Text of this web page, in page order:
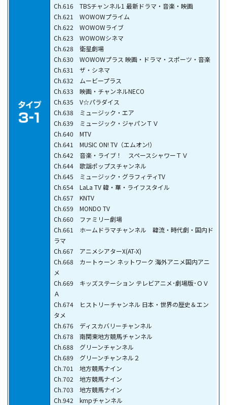
Ch.616 TBSチャンネル1 最新ドラマ・音楽・映画
Ch.621 WOWOWプライム
Ch.622 WOWOWライブ
Ch.623 WOWOWシネマ
Ch.628 衛星劇場
Ch.630 WOWOWプラス 映画・ドラマ・スポーツ・音楽
Ch.631 ザ・シネマ
Ch.632 ムービープラス
Ch.633 映画・チャンネルNECO
Ch.635 V☆パラダイス
Ch.638 ミュージック・エア
Ch.639 ミュージック・ジャパンＴＶ
Ch.640 MTV
Ch.641 MUSIC ON! TV（エムオン!）
Ch.642 音楽・ライブ！ スペースシャワーＴＶ
Ch.644 歌謡ポップスチャンネル
Ch.645 ミュージック・グラフィティTV
Ch.654 LaLa TV 韓・華・ライフスタイル
Ch.657 KNTV
Ch.659 MONDO TV
Ch.660 ファミリー劇場
Ch.661 ホームドラマチャンネル 韓流・時代劇・国内ド
ラマ
Ch.667 アニメシアターX(AT-X)
Ch.668 カートゥーン ネットワーク 海外アニメ国内アニ
メ
Ch.669 キッズステーション テレビアニメ･劇場版･ＯＶ
Ａ
Ch.674 ヒストリーチャンネル 日本・世界の歴史＆エン
タメ
Ch.676 ディスカバリーチャンネル
Ch.678 南関東地方競馬チャンネル
Ch.688 グリーンチャンネル
Ch.689 グリーンチャンネル２
Ch.701 地方競馬ナイン
Ch.702 地方競馬ナイン
Ch.703 地方競馬ナイン
Ch.942 kmpチャンネル